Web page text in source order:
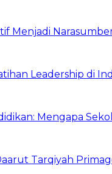
Menjadi
Leadership di
Mengapa
Tarqiyah